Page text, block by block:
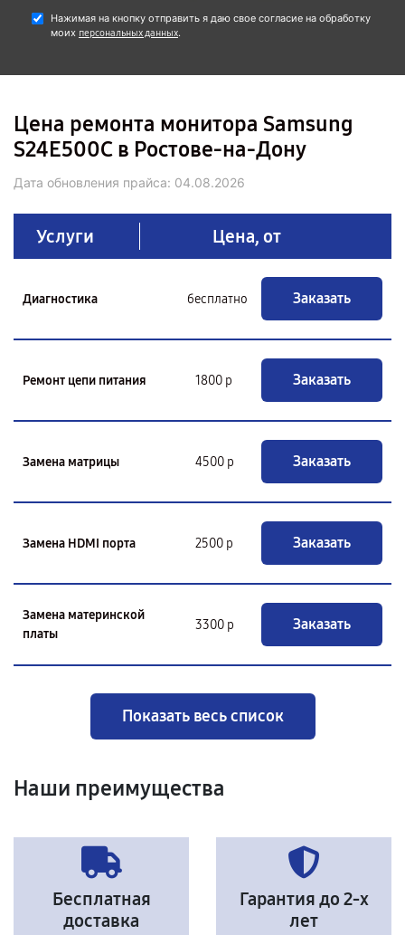
Нажимая на кнопку отправить я даю свое согласие на обработку
моих персональных данных.
Цена ремонта монитора Samsung
S24E500C в Ростове-на-Дону
Дата обновления прайса: 04.08.2026
Услуги Цена, от
Диагностика бесплатно Заказать
Ремонт цепи питания 1800 р Заказать
Замена матрицы 4500 р Заказать
Замена HDMI порта 2500 р Заказать
Замена материнской
платы
3300 р Заказать
Показать весь список
Наши преимущества
Бесплатная
доставка
Гарантия до 2-х
лет